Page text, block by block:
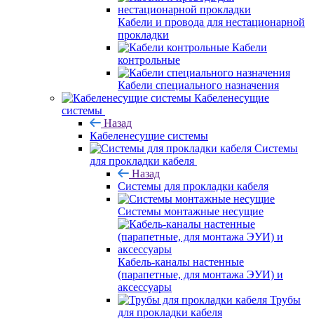
Кабели и провода для нестационарной
прокладки
Кабели
контрольные
Кабели специального назначения
Кабеленесущие
системы
Назад
Кабеленесущие системы
Системы
для прокладки кабеля
Назад
Системы для прокладки кабеля
Системы монтажные несущие
Кабель-каналы настенные
(парапетные, для монтажа ЭУИ) и
аксессуары
Трубы
для прокладки кабеля